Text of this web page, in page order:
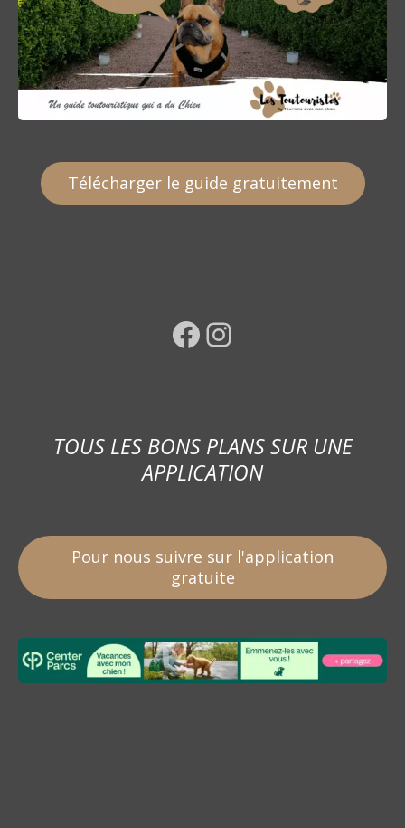
Télécharger le guide gratuitement
Facebook Instagram
TOUS LES BONS PLANS SUR UNE
APPLICATION
Pour nous suivre sur l'application
gratuite